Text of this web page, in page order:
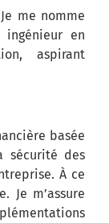
me nomme
ingénieur en
aspirant
basée
sécurité des
À ce
Je m’assure